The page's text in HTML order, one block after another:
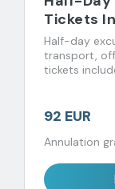
Tickets
Half-day
transport,
tickets
92 EUR
Annulation